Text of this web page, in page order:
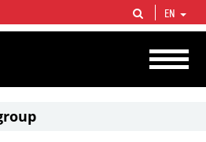
vertical integrated companies in the world
and circa 1% of proved hydrocarbon
EN